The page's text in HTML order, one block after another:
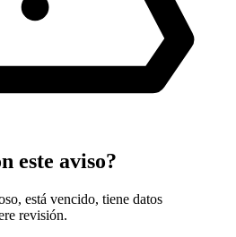
este aviso?
está vencido, tiene datos
revisión.